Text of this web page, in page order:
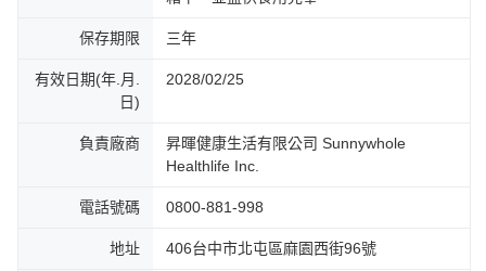
保存期限 三年
有效日期(年.月.
日)
2028/02/25
負責廠商
昇暉健康生活有限公司 Sunnywhole
Healthlife Inc.
電話號碼 0800-881-998
地址 406台中市北屯區麻園西街96號